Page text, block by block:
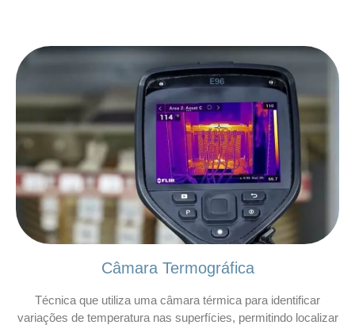
Câmara Termográfica
Técnica que utiliza uma câmara térmica para identificar
variações de temperatura nas superfícies, permitindo localizar